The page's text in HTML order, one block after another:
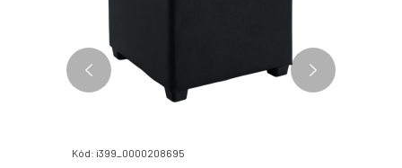
Kód: i399_0000208695